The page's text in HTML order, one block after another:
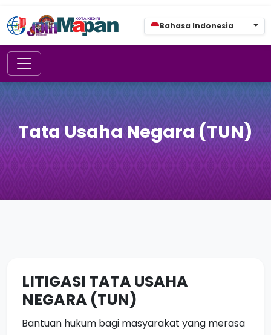
Bahasa Indonesia
Tata Usaha Negara (TUN)
LITIGASI TATA USAHA
NEGARA (TUN)
Bantuan hukum bagi masyarakat yang merasa